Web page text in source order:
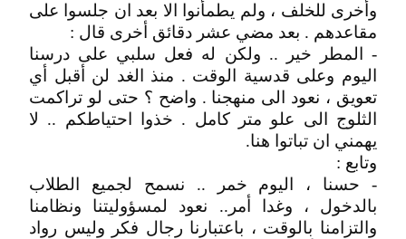
وأخرى للخلف ، ولم يطمأنوا الا بعد ان جلسوا على
مقاعدهم . بعد مضي عشر دقائق أخرى قال :
- المطر خير .. ولكن له فعل سلبي على درسنا
اليوم وعلى قدسية الوقت . منذ الغد لن أقبل أي
تعويق ، نعود الى منهجنا . واضح ؟ حتى لو تراكمت
الثلوج الى علو متر كامل . خذوا احتياطكم .. لا
يهمني ان تباتوا هنا.
وتابع :
- حسنا ، اليوم خمر .. نسمح لجميع الطلاب
بالدخول ، وغدا أمر.. نعود لمسؤوليتنا ونظامنا
والتزامنا بالوقت ، باعتبارنا رجال فكر وليس رواد